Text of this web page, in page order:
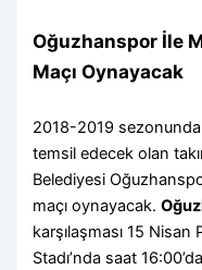
Oğuzhanspor İle
Maçı Oynayacak
2018-2019 sezonunda
temsil edecek olan
Belediyesi
maçı oynayacak.
karşılaşması 15
Stadı’nda saat